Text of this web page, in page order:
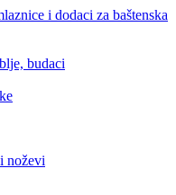
i dodaci za baštenska
budaci
noževi